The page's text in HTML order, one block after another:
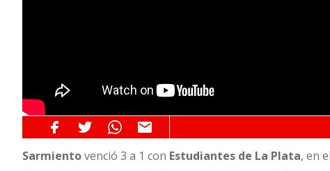
Sarmientovenció 3 a 1 con Estudiantes de La Plata, en